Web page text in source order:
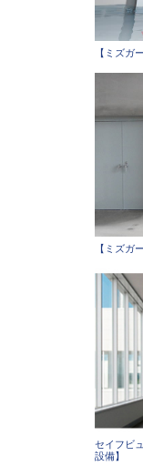
【ミズガ
【ミズガ
セイフビ
設備】